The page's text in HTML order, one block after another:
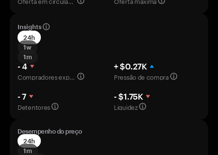
Insights
24h
1w
1m
- 4
Compradores experientes
+ $0.27K
Pressão de compra
- 7
Detentores
- $1.75K
Liquidez
Desempenho do preço
24h
1m